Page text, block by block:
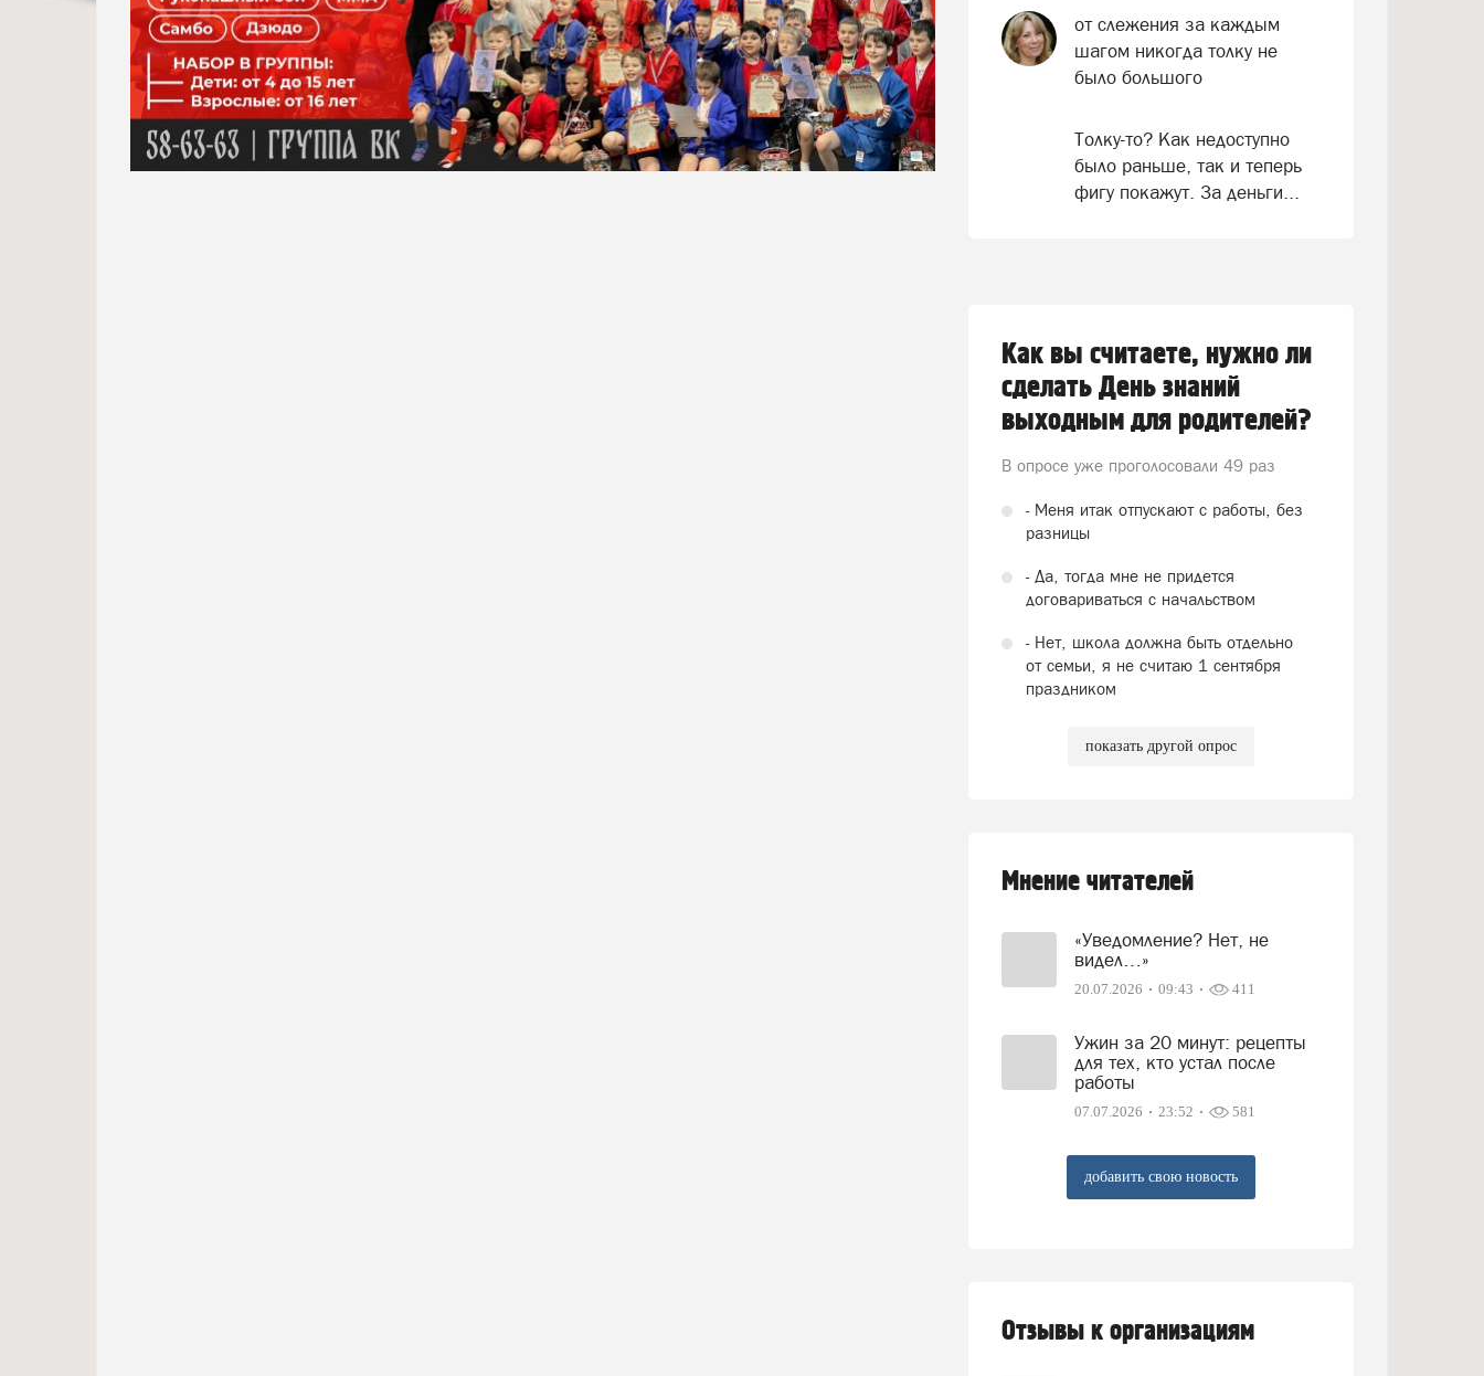
от слежения за каждым
шагом никогда толку не
было большого
Толку-то? Как недоступно
было раньше, так и теперь
фигу покажут. За деньги...
Как вы считаете, нужно ли
сделать День знаний
выходным для родителей?
В опросе уже проголосовали 49 раз
- Меня итак отпускают с работы, без
разницы
- Да, тогда мне не придется
договариваться с начальством
- Нет, школа должна быть отдельно
от семьи, я не считаю 1 сентября
праздником
показать другой опрос
Мнение читателей
«Уведомление? Нет, не
видел…»
20.07.2026 09:43 411
Ужин за 20 минут: рецепты
для тех, кто устал после
работы
07.07.2026 23:52 581
добавить свою новость
Отзывы к организациям